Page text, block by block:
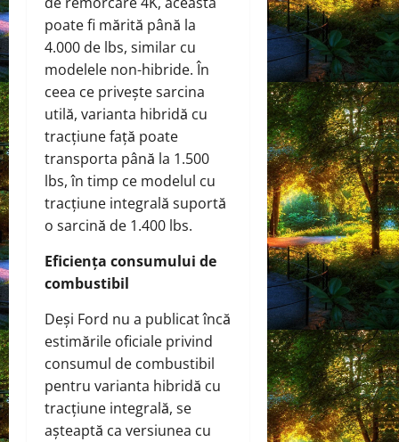
poate fi mărită până la
4.000 de lbs, similar cu
modelele non-hibride. În
ceea ce privește sarcina
utilă, varianta hibridă cu
tracțiune față poate
transporta până la 1.500
lbs, în timp ce modelul cu
tracțiune integrală suportă
o sarcină de 1.400 lbs.
Eficiența consumului de
combustibil
Deși Ford nu a publicat încă
estimările oficiale privind
consumul de combustibil
pentru varianta hibridă cu
tracțiune integrală, se
așteaptă ca versiunea cu